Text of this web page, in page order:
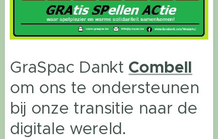
GraSpac Dankt Combell
om ons te ondersteunen
bij onze transitie naar de
digitale wereld.